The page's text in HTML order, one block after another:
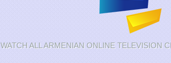
WATCH ALL ARMENIAN ONLINE TELEVISION